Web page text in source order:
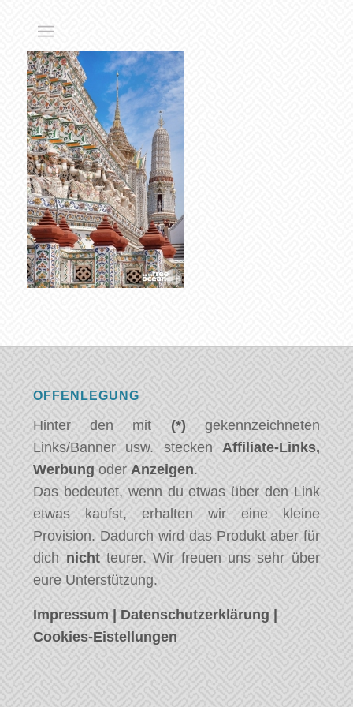
OFFENLEGUNG
Hinter den mit (*) gekennzeichneten
Links/Banner usw. stecken Affiliate-Links,
Werbung oderAnzeigen.
Das bedeutet, wenn du etwas über den Link
etwas kaufst, erhalten wir eine kleine
Provision. Dadurch wird das Produkt aber für
dich nichtteurer. Wir freuen uns sehr über
eure Unterstützung.
Impressum | Datenschutzerklärung |
Cookies-Eistellungen